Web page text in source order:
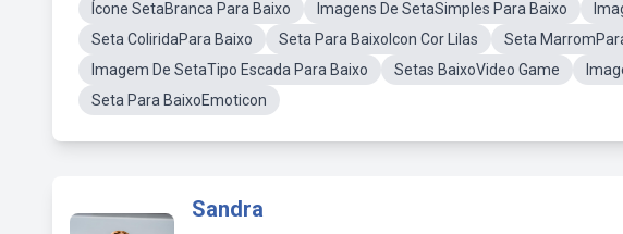
Ícone SetaBranca Para Baixo
Imagens De SetaSimples Para Baixo
Seta ColiridaPara Baixo
Seta Para BaixoIcon Cor Lilas Seta
Imagem De SetaTipo Escada Para Baixo
Setas BaixoVideo Game
Seta Para BaixoEmoticon
Sandra